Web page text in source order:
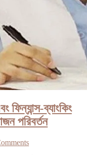
ব্যাংকিং
পরিবর্তন